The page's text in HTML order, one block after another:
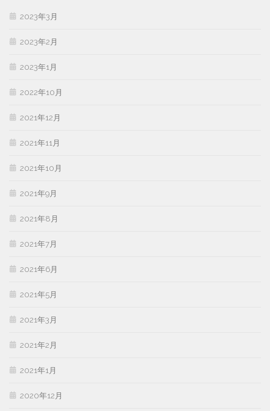
2023年3月
2023年2月
2023年1月
2022年10月
2021年12月
2021年11月
2021年10月
2021年9月
2021年8月
2021年7月
2021年6月
2021年5月
2021年3月
2021年2月
2021年1月
2020年12月